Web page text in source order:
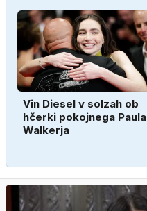
Vin Diesel v solzah ob
hčerki pokojnega Paula
Walkerja